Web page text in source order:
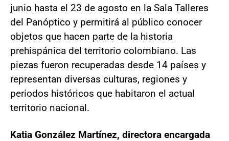
junio hasta el 23 de agosto en la Sala Talleres
del Panóptico y permitirá al público conocer
objetos que hacen parte de la historia
prehispánica del territorio colombiano. Las
piezas fueron recuperadas desde 14 países y
representan diversas culturas, regiones y
periodos históricos que habitaron el actual
territorio nacional.
Katia González Martínez, directora encargada